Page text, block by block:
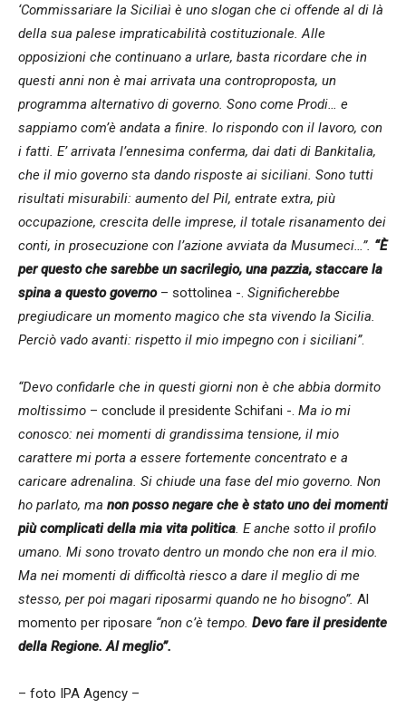
‘Commissariare la Siciliaì è uno slogan che ci offende al di là
della sua palese impraticabilità costituzionale. Alle
opposizioni che continuano a urlare, basta ricordare che in
questi anni non è mai arrivata una controproposta, un
programma alternativo di governo. Sono come Prodi… e
sappiamo com’è andata a finire. Io rispondo con il lavoro, con
i fatti. E’ arrivata l’ennesima conferma, dai dati di Bankitalia,
che il mio governo sta dando risposte ai siciliani. Sono tutti
risultati misurabili: aumento del Pil, entrate extra, più
occupazione, crescita delle imprese, il totale risanamento dei
conti, in prosecuzione con l’azione avviata da Musumeci…”. “È
per questo che sarebbe un sacrilegio, una pazzia, staccare la
spina a questo governo– sottolinea -. Significherebbe
pregiudicare un momento magico che sta vivendo la Sicilia.
Perciò vado avanti: rispetto il mio impegno con i siciliani”.
“Devo confidarle che in questi giorni non è che abbia dormito
moltissimo – conclude il presidente Schifani -. Ma io mi
conosco: nei momenti di grandissima tensione, il mio
carattere mi porta a essere fortemente concentrato e a
caricare adrenalina. Si chiude una fase del mio governo. Non
ho parlato, ma non posso negare che è stato uno dei momenti
più complicati della mia vita politica . E anche sotto il profilo
umano. Mi sono trovato dentro un mondo che non era il mio.
Ma nei momenti di difficoltà riesco a dare il meglio di me
stesso, per poi magari riposarmi quando ne ho bisogno”. Al
momento per riposare “non c’è tempo. Devo fare il presidente
della Regione. Al meglio”.
– foto IPA Agency –